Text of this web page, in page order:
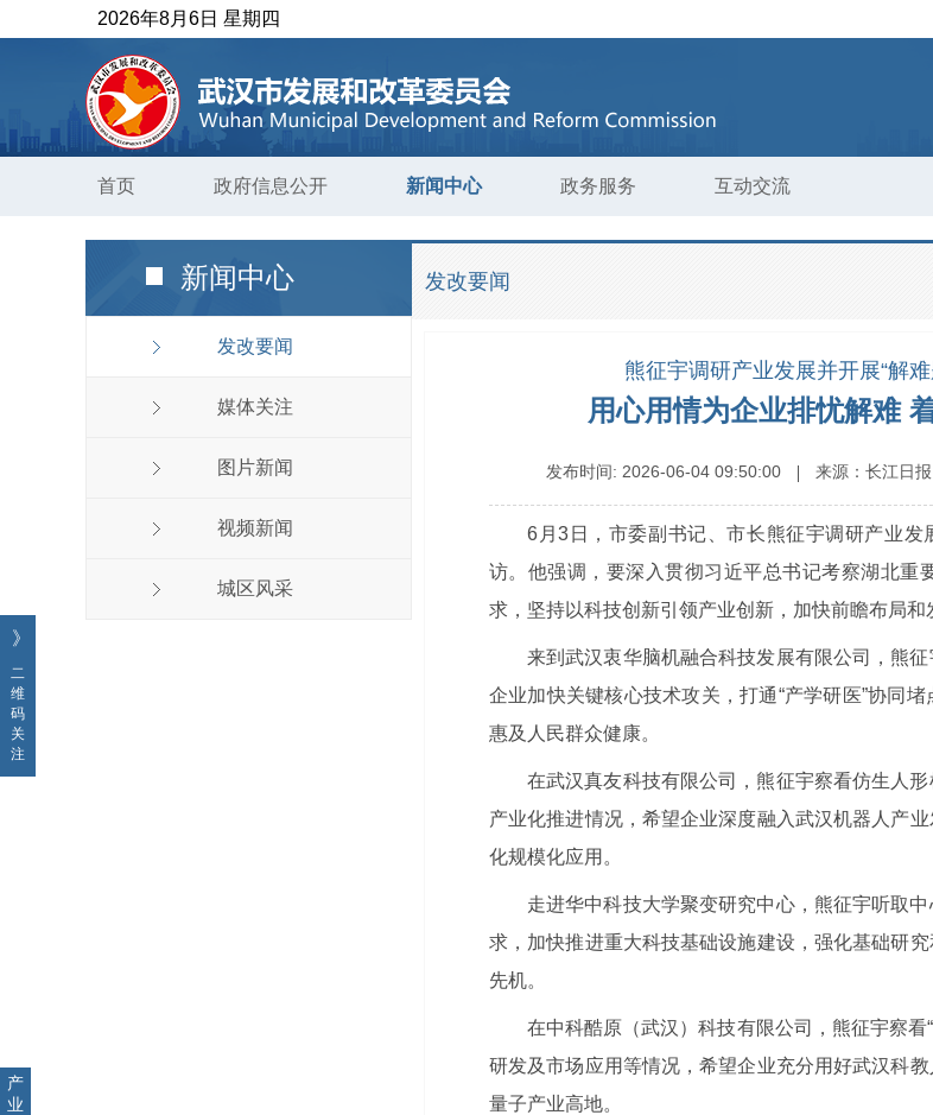
2026年8月6日 星期四
首页 政府信息公开 新闻中心 政务服务 互动交流
新闻中心
发改要闻
媒体关注
图片新闻
视频新闻
城区风采
发改要闻
熊征宇调研产业发展并开展“解
用心用情为企业排忧解难
发布时间: 2026-06-04 09:50:00 来源： 长江日报
6月3日，市委副书记、市长熊征宇调研产业发
访。他强调，要深入贯彻习近平总书记考察湖北重
求，坚持以科技创新引领产业创新，加快前瞻布局和
来到武汉衷华脑机融合科技发展有限公司，熊
企业加快关键核心技术攻关，打通“产学研医”协同
惠及人民群众健康。
在武汉真友科技有限公司，熊征宇察看仿生人
产业化推进情况，希望企业深度融入武汉机器人产
化规模化应用。
走进华中科技大学聚变研究中心，熊征宇听取
求，加快推进重大科技基础设施建设，强化基础研
先机。
在中科酷原（武汉）科技有限公司，熊征宇察
研发及市场应用等情况，希望企业充分用好武汉科
量子产业高地。
》
二
维
码
关
注
产
业